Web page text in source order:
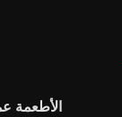
الأطعمة